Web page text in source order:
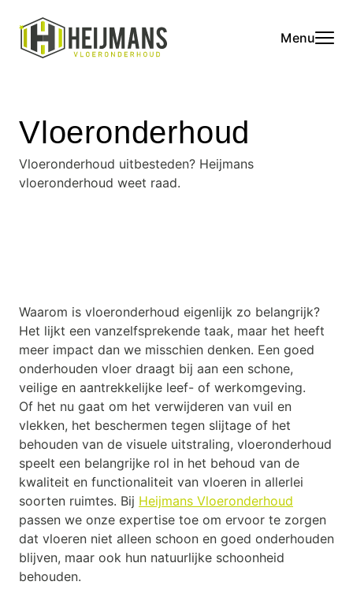
Menu
Vloeronderhoud
Vloeronderhoud uitbesteden? Heijmans
vloeronderhoud weet raad.
Waarom is vloeronderhoud eigenlijk zo belangrijk?
Het lijkt een vanzelfsprekende taak, maar het heeft
meer impact dan we misschien denken. Een goed
onderhouden vloer draagt bij aan een schone,
veilige en aantrekkelijke leef- of werkomgeving.
Of het nu gaat om het verwijderen van vuil en
vlekken, het beschermen tegen slijtage of het
behouden van de visuele uitstraling, vloeronderhoud
speelt een belangrijke rol in het behoud van de
kwaliteit en functionaliteit van vloeren in allerlei
soorten ruimtes. Bij Heijmans Vloeronderhoud
passen we onze expertise toe om ervoor te zorgen
dat vloeren niet alleen schoon en goed onderhouden
blijven, maar ook hun natuurlijke schoonheid
behouden.